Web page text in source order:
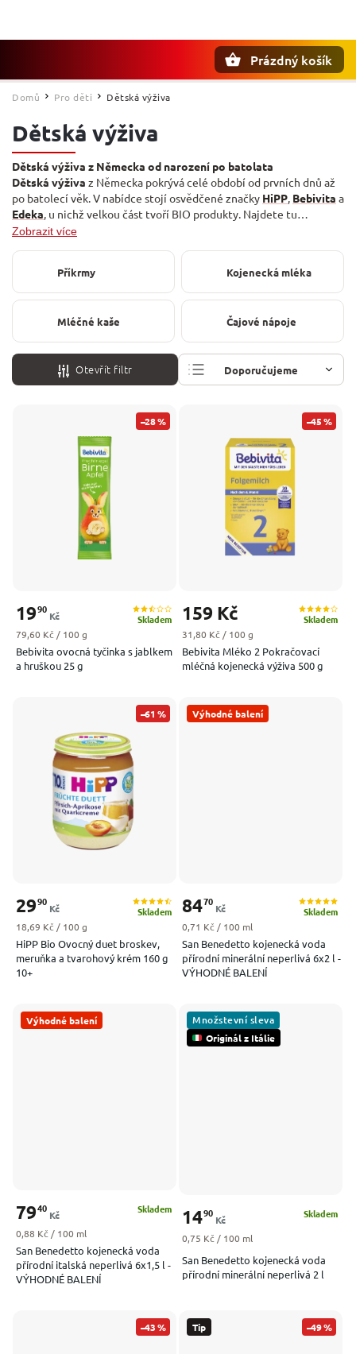
Prázdný košík
Domů / Pro děti / Dětská výživa
Dětská výživa
Dětská výživa z Německa od narození po batolata
Dětská výživa z Německa pokrývá celé období od prvních dnů až
po batolecí věk. V nabídce stojí osvědčené značky HiPP, Bebivita a
Edeka, u nichž velkou část tvoří BIO produkty. Najdete tu
kojenecká mléka, ovocné kapsičky, hotová menu i svačinky, takže
Zobrazit více
Příkrmy Kojenecká mléka
Mléčné kaše Čajové nápoje
Doporučujeme
Nejdražší
Nejprodávanější
Abecedně
Otevřít filtr
–28 %
Bebivita ovocná tyčinka s jablkem
a hruškou 25 g
Skladem
1990
Kč
Měrná cena:
79,60 Kč / 100 g
–45 %
Bebivita Mléko 2 Pokračovací
mléčná kojenecká výživa 500 g
Skladem
159 Kč
Měrná cena:
31,80 Kč / 100 g
–61 %
HiPP Bio Ovocný duet broskev,
meruňka a tvarohový krém 160 g
10+
Skladem
2990
Kč
Měrná cena:
18,69 Kč / 100 g
Výhodné balení
San Benedetto kojenecká voda
přírodní minerální neperlivá 6x2 l -
VÝHODNÉ BALENÍ
Skladem
8470
Kč
Měrná cena:
0,71 Kč / 100 ml
Výhodné balení
San Benedetto kojenecká voda
přírodní italská neperlivá 6x1,5 l -
VÝHODNÉ BALENÍ
Skladem
7940
Kč
Měrná cena:
0,88 Kč / 100 ml
Originál z Itálie
Množstevní sleva
San Benedetto kojenecká voda
přírodní minerální neperlivá 2 l
Skladem
1490
Kč
Měrná cena:
0,75 Kč / 100 ml
–43 % Tip –49 %